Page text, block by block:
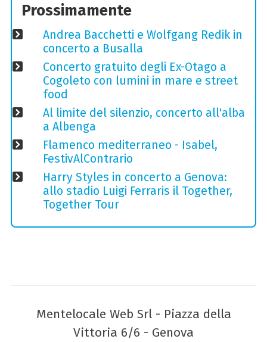
Prossimamente
Andrea Bacchetti e Wolfgang Redik in
concerto a Busalla
Concerto gratuito degli Ex-Otago a
Cogoleto con lumini in mare e street
food
Al limite del silenzio, concerto all'alba
a Albenga
Flamenco mediterraneo - Isabel,
FestivAlContrario
Harry Styles in concerto a Genova:
allo stadio Luigi Ferraris il Together,
Together Tour
Mentelocale Web Srl - Piazza della
Vittoria 6/6 - Genova